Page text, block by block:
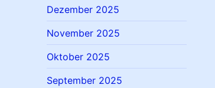
Dezember 2025
November 2025
Oktober 2025
September 2025